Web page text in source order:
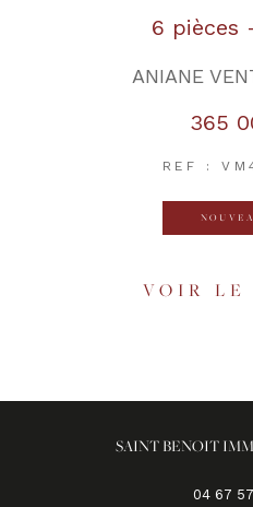
6 pièces
ANIANE
365
REF :
VOIR LE
SAINT BENOIT
04 67